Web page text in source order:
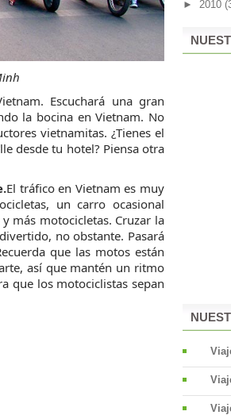
Escuchará una gran
la bocina en Vietnam. No
vietnamitas. ¿Tienes el
desde tu hotel? Piensa otra
El tráfico en Vietnam es muy
un carro ocasional
más motocicletas. Cruzar la
no obstante. Pasará
que las motos están
así que mantén un ritmo
que los motociclistas sepan
► 2010